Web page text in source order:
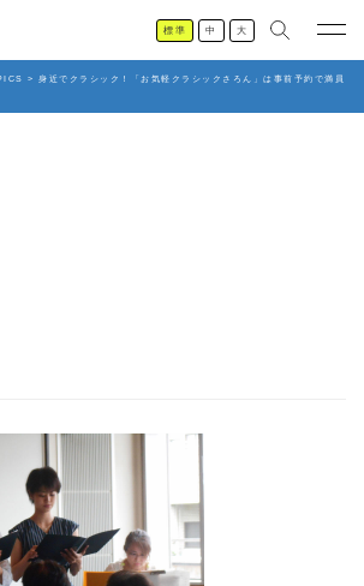
標準 中 大
> 身近でクラシック！「お気軽クラシックさろん」は事前予約で満員